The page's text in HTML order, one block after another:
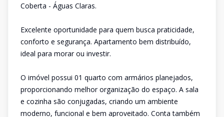
Coberta - Águas Claras.
Excelente oportunidade para quem busca praticidade,
conforto e segurança. Apartamento bem distribuído,
ideal para morar ou investir.
O imóvel possui 01 quarto com armários planejados,
proporcionando melhor organização do espaço. A sala
e cozinha são conjugadas, criando um ambiente
moderno, funcional e bem aproveitado. Conta também